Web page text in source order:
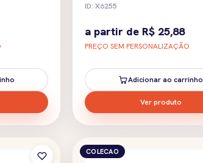
ID: X6255
a partir de R$ 25,88
PREÇO SEM PERSONALIZAÇÃO
Adicionar ao carrinho
Ver produto
COLECAO